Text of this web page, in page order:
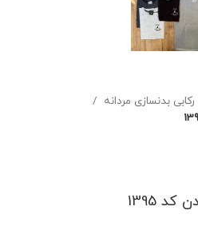
رکابی بدنسازی مردانه
1395